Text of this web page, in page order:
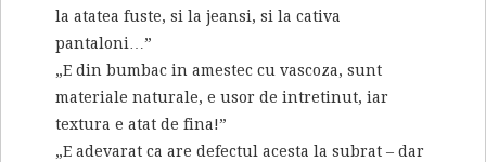
la atatea fuste, si la jeansi, si la cativa
pantaloni…”
„E din bumbac in amestec cu vascoza, sunt
materiale naturale, e usor de intretinut, iar
textura e atat de fina!”
„E adevarat ca are defectul acesta la subrat – dar